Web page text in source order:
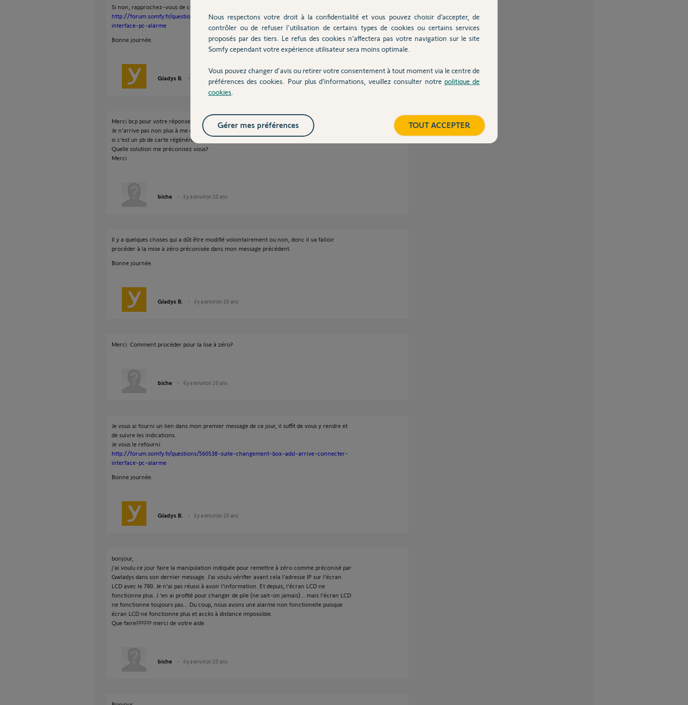
Si non, rapprochez-vous de ce post afin de réaliser une mise à zéro de l'interface IP:
http://forum.somfy.fr/questions/560538-suite-changement-box-adsl-arrive-connecter-
interface-pc-alarme
Bonne journée.
Gladys B. il y a environ 10 ans
Merci bcp pour votre réponse.
Je n'arrive pas non plus à me connecter via mon ordinateur.
si c'est un pb de carte régénérée, alors je n'ai plus les codes.
Quelle solution me préconisez vous?
Merci
biche il y a environ 10 ans
Il y a quelques choses qui a dût être modifié volontairement ou non, donc il va falloir
procéder à la mise à zéro préconisée dans mon message précédent.
Bonne journée.
Gladys B. il y a environ 10 ans
Merci. Comment procéder pour la lise à zéro?
biche il y a environ 10 ans
Je vous ai fourni un lien dans mon premier message de ce jour, il suffit de vous y rendre et
de suivre les indications.
Je vous le refourni:
http://forum.somfy.fr/questions/560538-suite-changement-box-adsl-arrive-connecter-
interface-pc-alarme
Bonne journée.
Gladys B. il y a environ 10 ans
bonjour,
j'ai voulu ce jour faire la manipulation indiquée pour remettre à zéro comme préconisé par
Gwladys dans son dernier message. J'ai voulu vérifier avant cela l'adresse IP sur l'écran
LCD avec le 780. Je n'ai pas réussi à avoir l'information. Et depuis, l'écran LCD ne
fonctionne plus. J 'en ai profité pour changer de pile (ne sait-on jamais)... mais l'écran LCD
ne fonctionne toujours pas... Du coup, nous avons une alarme non fonctionelle puisque
écran LCD ne fonctionne plus et accès à distance impossible.
Que faire?????? merci de votre aide
biche il y a environ 10 ans
Nous respectons votre droit à la confidentialité et vous pouvez choisir d’accepter, de
contrôler ou de refuser l'utilisation de certains types de cookies ou certains services
proposés par des tiers. Le refus des cookies n’affectera pas votre navigation sur le site
Somfy cependant votre expérience utilisateur sera moins optimale.
Vous pouvez changer d'avis ou retirer votre consentement à tout moment via le centre de
préférences des cookies. Pour plus d’informations, veuillez consulter notre politique de
cookies
TOUT ACCEPTER
Gérer mes préférences